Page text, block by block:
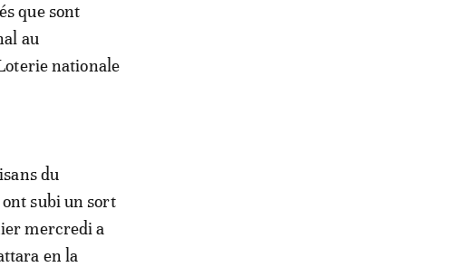
que sont
au
nationale
du
subi un sort
mercredi a
en la